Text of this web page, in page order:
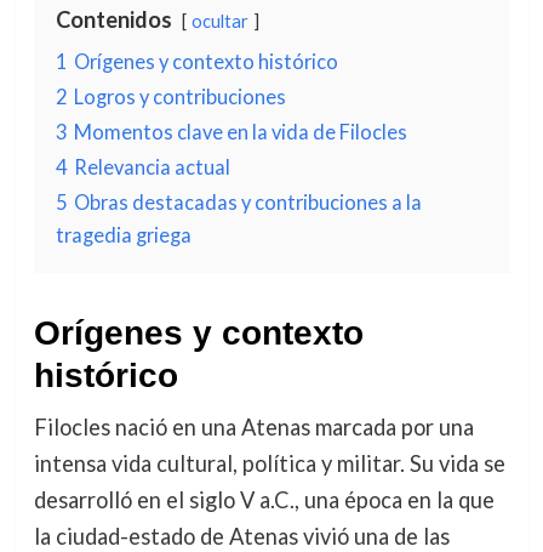
Contenidos ocultar
1 Orígenes y contexto histórico
2 Logros y contribuciones
3 Momentos clave en la vida de Filocles
4 Relevancia actual
5 Obras destacadas y contribuciones a la
tragedia griega
Orígenes y contexto
histórico
Filocles nació en una Atenas marcada por una
intensa vida cultural, política y militar. Su vida se
desarrolló en el siglo V a.C., una época en la que
la ciudad-estado de Atenas vivió una de las